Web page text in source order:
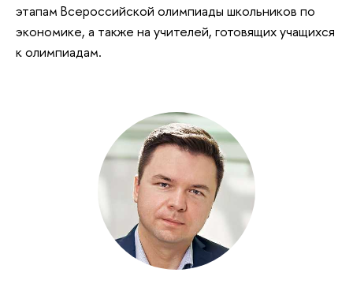
этапам Всероссийской олимпиады школьников по
экономике, а также на учителей, готовящих учащихся
к олимпиадам.